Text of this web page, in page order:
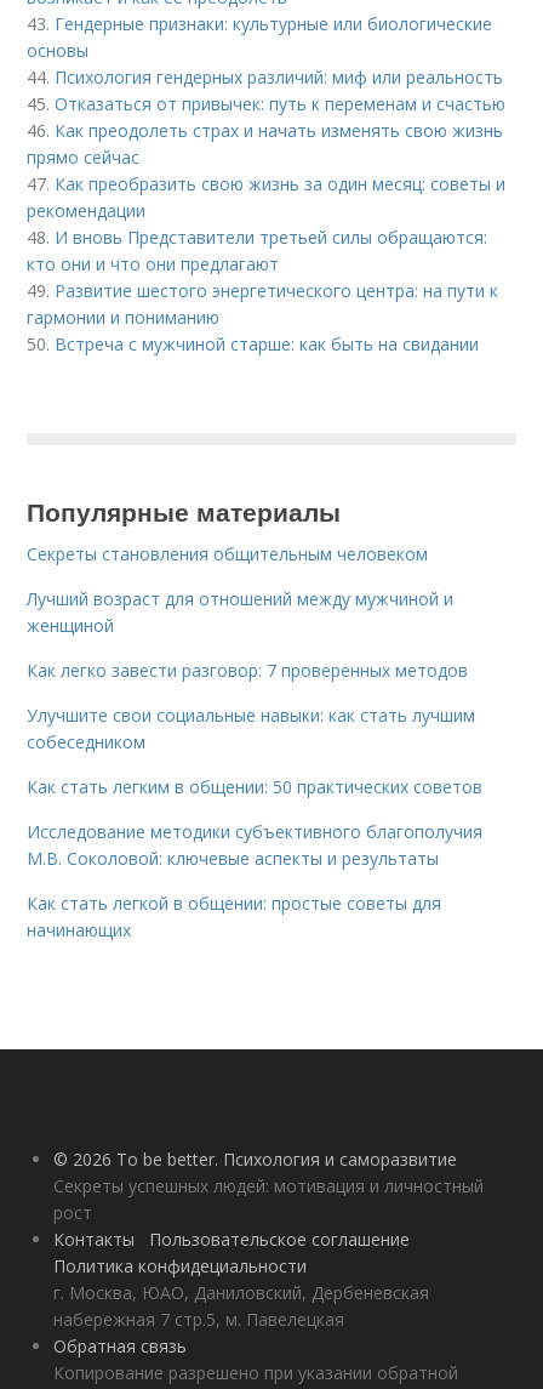
43. Гендерные признаки: культурные или биологические
основы
44. Психология гендерных различий: миф или реальность
45.Отказаться от привычек: путь к переменам и счастью
46. Как преодолеть страх и начать изменять свою жизнь
прямо сейчас
47. Как преобразить свою жизнь за один месяц: советы и
рекомендации
48. И вновь Представители третьей силы обращаются:
кто они и что они предлагают
49. Развитие шестого энергетического центра: на пути к
гармонии и пониманию
50. Встреча с мужчиной старше: как быть на свидании
Популярные материалы
Секреты становления общительным человеком
Лучший возраст для отношений между мужчиной и
женщиной
Как легко завести разговор: 7 проверенных методов
Улучшите свои социальные навыки: как стать лучшим
собеседником
Как стать легким в общении: 50 практических советов
Исследование методики субъективного благополучия
М.В. Соколовой: ключевые аспекты и результаты
Как стать легкой в общении: простые советы для
начинающих
© 2026 To be better. Психология и саморазвитие
Секреты успешных людей: мотивация и личностный
рост
Контакты
Пользовательское соглашение
Политика конфидециальности
г. Москва, ЮАО, Даниловский, Дербеневская
набережная 7 стр.5, м. Павелецкая
Обратная связь
Копирование разрешено при указании обратной